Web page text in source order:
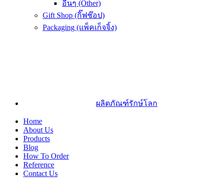
อื่นๆ (Other)
Gift Shop (กิ๊ฟช๊อป)
Packaging (แพ็คเก็จจิ้ง)
ผลิตภัณฑ์รักษ์โลก
Home
About Us
Products
Blog
How To Order
Reference
Contact Us